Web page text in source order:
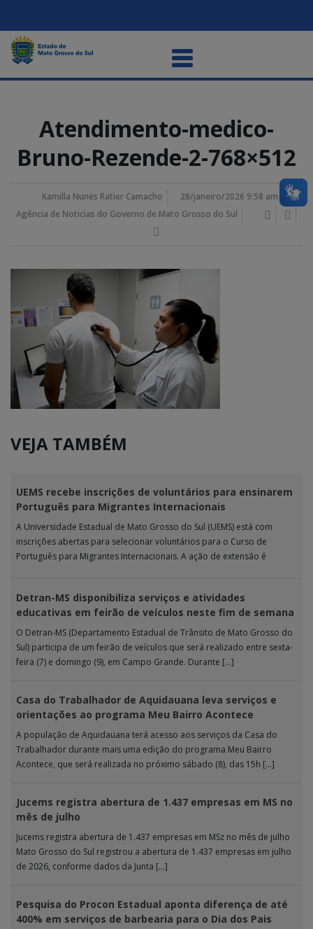
Atendimento-medico-
Bruno-Rezende-2-768×512
Kamilla Nunes Ratier Camacho
28/janeiro/2026 9:58 am
Agência de Noticias do Governo de Mato Grosso do Sul
VEJA TAMBÉM
UEMS recebe inscrições de voluntários para ensinarem
Português para Migrantes Internacionais
A Universidade Estadual de Mato Grosso do Sul (UEMS) está com
inscrições abertas para selecionar voluntários para o Curso de
Português para Migrantes Internacionais. A ação de extensão é
Detran-MS disponibiliza serviços e atividades
educativas em feirão de veículos neste fim de semana
O Detran-MS (Departamento Estadual de Trânsito de Mato Grosso do
Sul) participa de um feirão de veículos que será realizado entre sexta-
feira (7) e domingo (9), em Campo Grande. Durante […]
Casa do Trabalhador de Aquidauana leva serviços e
orientações ao programa Meu Bairro Acontece
A população de Aquidauana terá acesso aos serviços da Casa do
Trabalhador durante mais uma edição do programa Meu Bairro
Acontece, que será realizada no próximo sábado (8), das 15h […]
Jucems registra abertura de 1.437 empresas em MS no
mês de julho
Jucems registra abertura de 1.437 empresas em MSz no mês de julho
Mato Grosso do Sul registrou a abertura de 1.437 empresas em julho
de 2026, conforme dados da Junta […]
Pesquisa do Procon Estadual aponta diferença de até
400% em serviços de barbearia para o Dia dos Pais